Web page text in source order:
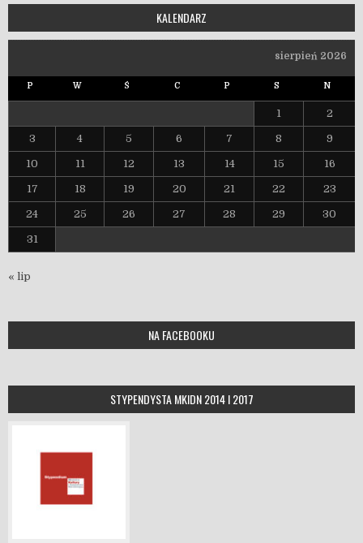
KALENDARZ
sierpień 2026
P W Ś C P S N
1 2
3 4 5 6 7 8 9
10 11 12 13 14 15 16
17 18 19 20 21 22 23
24 25 26 27 28 29 30
31
« lip
NA FACEBOOKU
STYPENDYSTA MKIDN 2014 I 2017